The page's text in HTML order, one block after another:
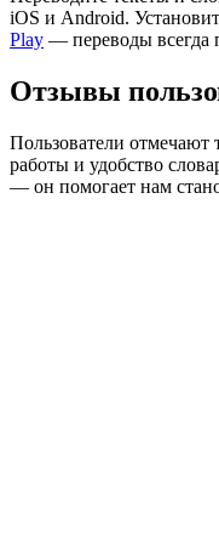
iOS и Android.
Play — переводы всегда
Отзывы
Пользователи отмечают
работы и удобство
— он помогает нам